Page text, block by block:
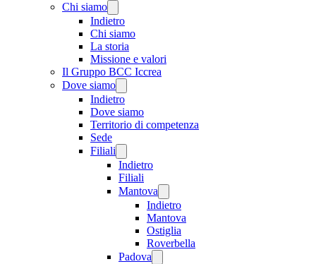
Chi siamo
Indietro
Chi siamo
La storia
Missione e valori
Il Gruppo BCC Iccrea
Dove siamo
Indietro
Dove siamo
Territorio di competenza
Sede
Filiali
Indietro
Filiali
Mantova
Indietro
Mantova
Ostiglia
Roverbella
Padova